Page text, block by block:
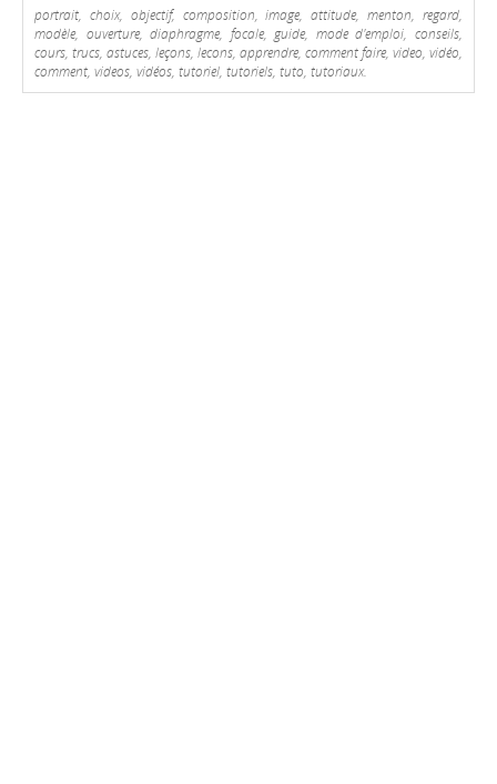
portrait, choix, objectif, composition, image, attitude, menton, regard,
modèle, ouverture, diaphragme, focale, guide, mode d'emploi, conseils,
cours, trucs, astuces, leçons, lecons, apprendre, comment faire, video, vidéo,
comment, videos, vidéos, tutoriel, tutoriels, tuto, tutoriaux.